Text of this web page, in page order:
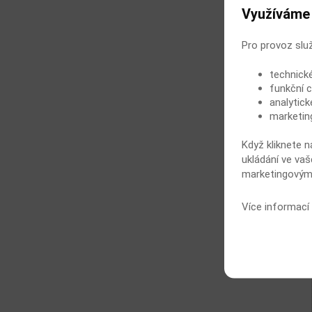
Pro provoz
funkční
Když kliknete
ukládání ve
Více informací